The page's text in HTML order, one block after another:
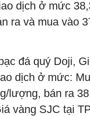
dịch ở mức
ra và mua vào
đá quý Doji,
dịch ở mức:
lượng, bán ra
vàng SJC tại